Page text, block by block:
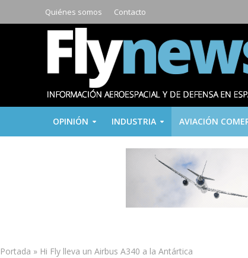
Quiénes somos Contacto
OPINIÓN INDUSTRIA AVIACIÓN
Portada » Hi Fly lleva un Airbus A340 a la Antártica